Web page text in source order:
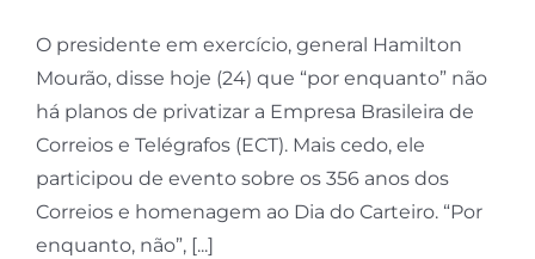
O presidente em exercício, general Hamilton
Mourão, disse hoje (24) que “por enquanto” não
há planos de privatizar a Empresa Brasileira de
Correios e Telégrafos (ECT). Mais cedo, ele
participou de evento sobre os 356 anos dos
Correios e homenagem ao Dia do Carteiro. “Por
enquanto, não”, [...]